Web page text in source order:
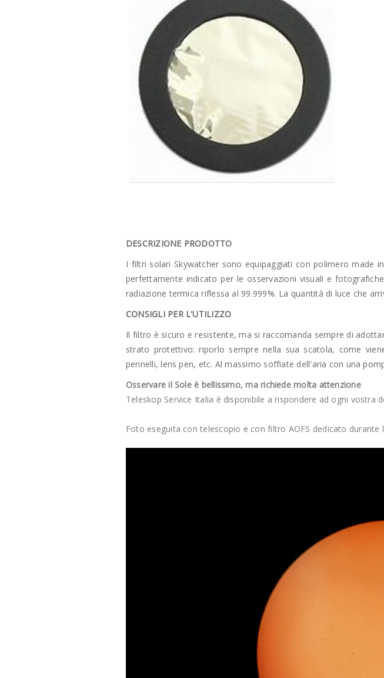
DESCRIZIONE PRODOTTO
I filtri solari Skywatcher sono equipaggiati con polimero made
perfettamente indicato per le osservazioni visuali e
radiazione termica riflessa al 99.999%. La quantità di luce che
CONSIGLI PER L'UTILIZZO
Il filtro è sicuro e resistente, ma si raccomanda sempre di
strato protettivo: riporlo sempre nella sua scatola, come
pennelli, lens pen, etc. Al massimo soffiate dell'aria con una
Osservare il Sole è bellissimo, ma richiede molta attenzione
Teleskop Service Italia è disponibile a rispondere ad ogni vostra
Foto eseguita con telescopio e con filtro AOFS dedicato durante